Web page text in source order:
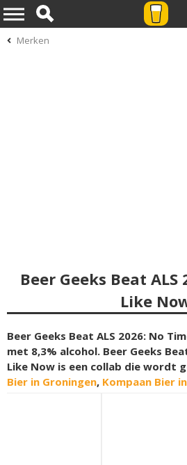
Merken
Beer Geeks Beat ALS
Like
Beer Geeks Beat ALS 2026: No
met 8,3% alcohol. Beer Geeks
Like Now is een collab die wordt
Bier in Groningen, Kompaan Bier